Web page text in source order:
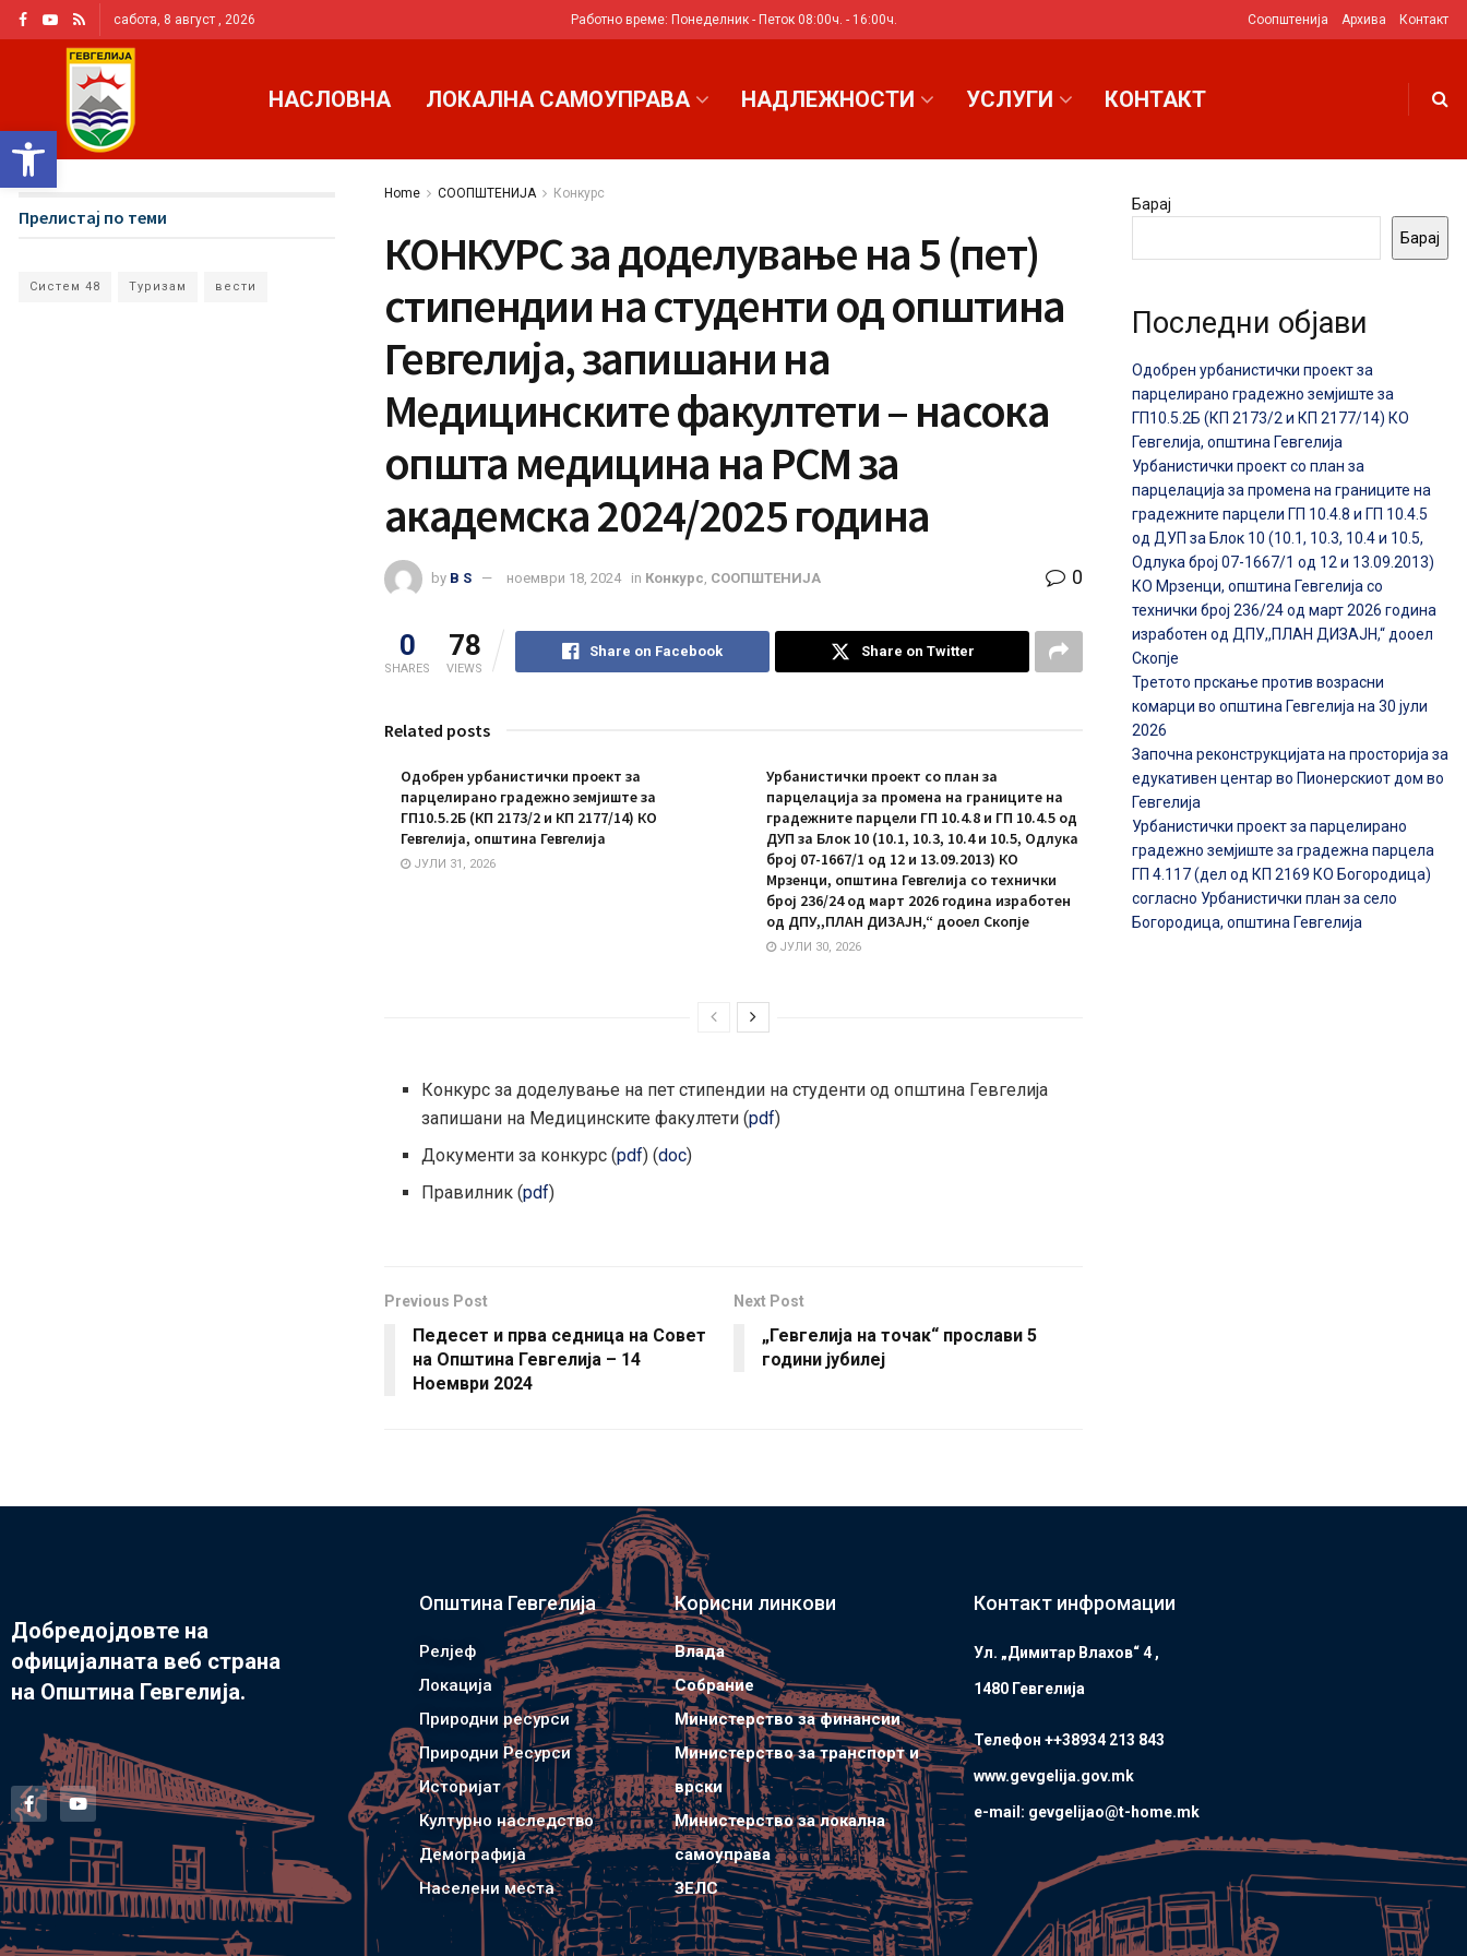
Open toolbar
сабота, 8 август , 2026 Работно време: Понеделник - Петок 08:00ч. - 16:00ч. Соопштенија Архива Контакт
НАСЛОВНА ЛОКАЛНА САМОУПРАВА НАДЛЕЖНОСТИ УСЛУГИ КОНТАКТ
Home СООПШТЕНИЈА Конкурс
КОНКУРС за доделување на 5 (пет)
стипендии на студенти од општина
Гевгелија, запишани на
Медицинските факултети – насока
општа медицина на РСМ за
академска 2024/2025 година
by B S ноември 18, 2024 in Конкурс СООПШТЕНИЈА 0
0
SHARES
78
VIEWS
Share on Facebook Share on Twitter
Related posts
Одобрен урбанистички проект за
парцелирано градежно земјиште за
ГП10.5.2Б (КП 2173/2 и КП 2177/14) КО
Гевгелија, општина Гевгелија
ЈУЛИ 31, 2026
Урбанистички проект со план за
парцелација за промена на границите на
градежните парцели ГП 10.4.8 и ГП 10.4.5 од
ДУП за Блок 10 (10.1, 10.3, 10.4 и 10.5, Одлука
број 07-1667/1 од 12 и 13.09.2013) КО
Мрзенци, општина Гевгелија со технички
број 236/24 од март 2026 година изработен
од ДПУ,,ПЛАН ДИЗАЈН,“ дооел Скопје
ЈУЛИ 30, 2026
Конкурс за доделување на пет стипендии на студенти од општина Гевгелија
запишани на Медицинските факултети (pdf)
Документи за конкурс (pdf) (doc)
Правилник (pdf)
Previous Post
Педесет и прва седница на Совет
на Општина Гевгелија – 14
Ноември 2024
Next Post
„Гевгелија на точак“ прослави 5
години јубилеј
Прелистај по теми
Систем 48 Туризам вести
Барај
Барај
Последни објави
Одобрен урбанистички проект за
парцелирано градежно земјиште за
ГП10.5.2Б (КП 2173/2 и КП 2177/14) КО
Гевгелија, општина Гевгелија
Урбанистички проект со план за
парцелација за промена на границите на
градежните парцели ГП 10.4.8 и ГП 10.4.5
од ДУП за Блок 10 (10.1, 10.3, 10.4 и 10.5,
Одлука број 07-1667/1 од 12 и 13.09.2013)
КО Мрзенци, општина Гевгелија со
технички број 236/24 од март 2026 година
изработен од ДПУ,,ПЛАН ДИЗАЈН,“ дооел
Скопје
Третото прскање против возрасни
комарци во општина Гевгелија на 30 јули
2026
Започна реконструкцијата на просторија за
едукативен центар во Пионерскиот дом во
Гевгелија
Урбанистички проект за парцелирано
градежно земјиште за градежна парцела
ГП 4.117 (дел од КП 2169 КО Богородица)
согласно Урбанистички план за село
Богородица, општина Гевгелија
Добредојдовте на
официјалната веб страна
на Општина Гевгелија.
Општина Гевгелија
Релјеф
Локација
Природни ресурси
Природни Ресурси
Историјат
Културно наследство
Демографија
Населени места
Корисни линкови
Влада
Собрание
Министерство за финансии
Министерство за транспорт и
врски
Министерство за локална
самоуправа
ЗЕЛС
Контакт инфромации
Ул. „Димитар Влахов“ 4 ,
1480 Гевгелијa
Телефон ++38934 213 843
www.gevgelija.gov.mk
e-mail: gevgelijao@t-home.mk